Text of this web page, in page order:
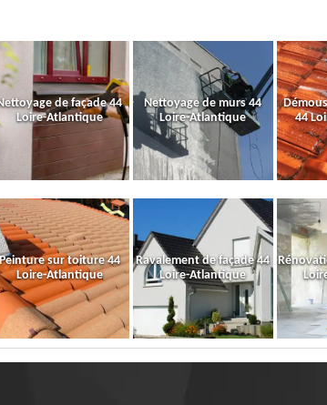
de façade 44
Loire-Atlantique
Nettoyage de murs 44
Loire-Atlantique
44
sur toiture 44
Loire-Atlantique
Ravalement de façade 44
Loire-Atlantique